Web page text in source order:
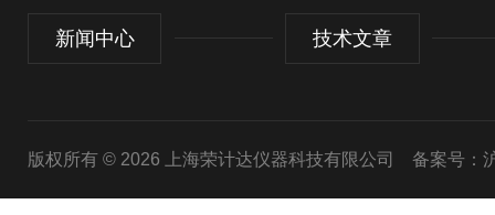
新闻中心 技术文章
版权所有 © 2026 上海荣计达仪器科技有限公司 备案号：